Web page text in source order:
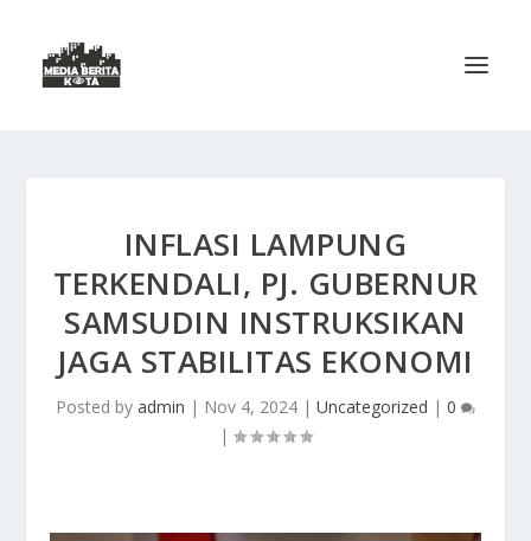
INFLASI LAMPUNG
TERKENDALI, PJ. GUBERNUR
SAMSUDIN INSTRUKSIKAN
JAGA STABILITAS EKONOMI
Posted by admin | Nov 4, 2024 | Uncategorized | 0
|